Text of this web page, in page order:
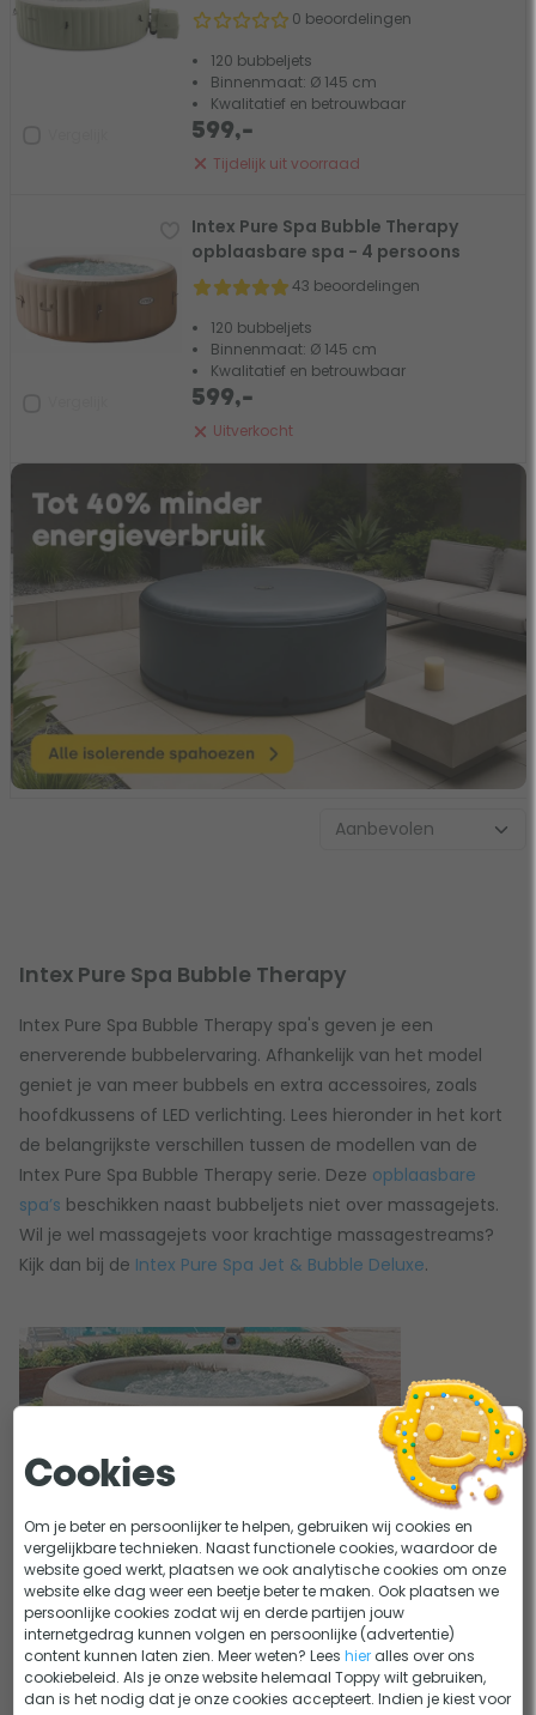
0 beoordelingen
120 bubbeljets
Binnenmaat: Ø 145 cm
Kwalitatief en betrouwbaar
Tijdelijk uit voorraad
599,-
Intex Pure Spa Bubble Therapy
opblaasbare spa - 4 persoons
43 beoordelingen
120 bubbeljets
Binnenmaat: Ø 145 cm
Kwalitatief en betrouwbaar
Uitverkocht
599,-
Intex Pure Spa Bubble Therapy
Intex Pure Spa Bubble Therapy spa's geven je een
enerverende bubbelervaring. Afhankelijk van het model
geniet je van meer bubbels en extra accessoires, zoals
hoofdkussens of LED verlichting. Lees hieronder in het kort
de belangrijkste verschillen tussen de modellen van de
Intex Pure Spa Bubble Therapy serie. Deze opblaasbare
spa’s beschikken naast bubbeljets niet over massagejets.
Wil je wel massagejets voor krachtige massagestreams?
Kijk dan bij de Intex Pure Spa Jet & Bubble Deluxe.
6 persoons standaard
Bubbeljets: 140
Vorm: rond
Kleur: beige
Cookies
Om je beter en persoonlijker te helpen, gebruiken wij cookies en
vergelijkbare technieken. Naast functionele cookies, waardoor de
website goed werkt, plaatsen we ook analytische cookies om onze
website elke dag weer een beetje beter te maken. Ook plaatsen we
persoonlijke cookies zodat wij en derde partijen jouw
internetgedrag kunnen volgen en persoonlijke (advertentie)
content kunnen laten zien. Meer weten? Leeshier alles over ons
cookiebeleid. Als je onze website helemaal Toppy wilt gebruiken,
dan is het nodig dat je onze cookies accepteert. Indien je kiest voor